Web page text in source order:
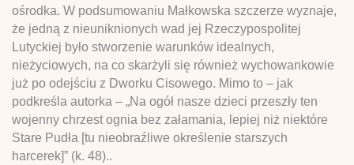
ośrodka. W podsumowaniu Małkowska szczerze wyznaje,
że jedną z nieuniknionych wad jej Rzeczypospolitej
Lutyckiej było stworzenie warunków idealnych,
nieżyciowych, na co skarżyli się również wychowankowie
już po odejściu z Dworku Cisowego. Mimo to – jak
podkreśla autorka – „Na ogół nasze dzieci przeszły ten
wojenny chrzest ognia bez załamania, lepiej niż niektóre
Stare Pudła [tu nieobraźliwe określenie starszych
harcerek]” (k. 48)..